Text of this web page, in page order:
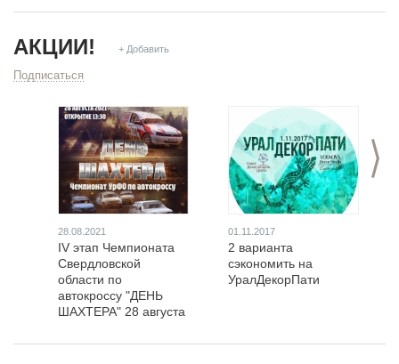
АКЦИИ! + Добавить
Подписаться
>
28.08.2021
IV этап Чемпионата
Свердловской
области по
автокроссу "ДЕНЬ
ШАХТЕРА" 28 августа
01.11.2017
2 варианта
сэкономить на
УралДекорПати